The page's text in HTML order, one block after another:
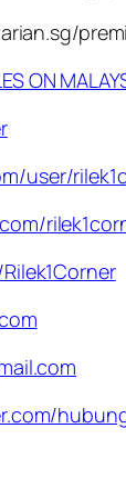
ON
user/